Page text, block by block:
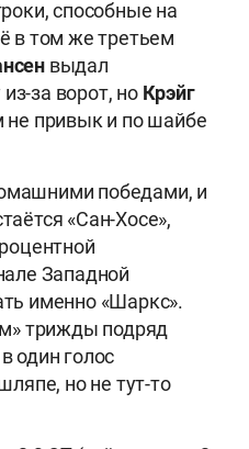
способные на
в том же третьем
выдал
за ворот, но Крэйг
не привык и по шайбе
победами, и
«Сан-Хосе»,
Западной
именно «Шаркс».
трижды подряд
один голос
но не тут-то